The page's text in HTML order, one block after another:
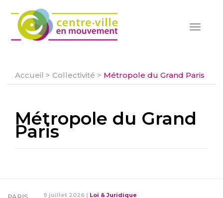
Toggle
Accueil > Collectivité > Métropole du Grand Paris
Métropole du Grand
Paris
9 juillet 2026 | Loi & Juridique